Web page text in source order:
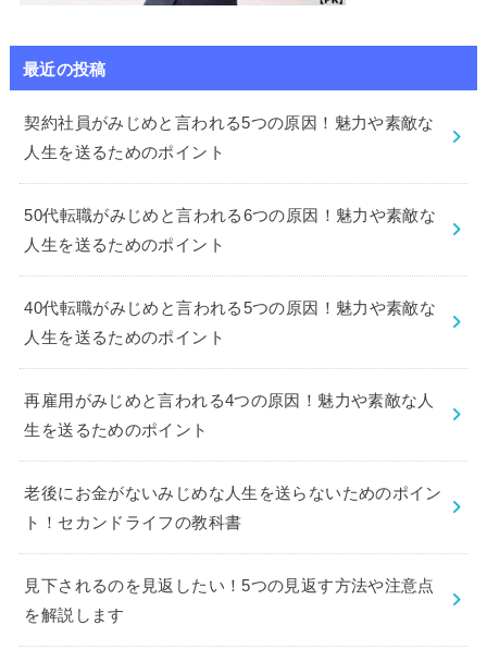
最近の投稿
契約社員がみじめと言われる5つの原因！魅力や素敵な
人生を送るためのポイント
50代転職がみじめと言われる6つの原因！魅力や素敵な
人生を送るためのポイント
40代転職がみじめと言われる5つの原因！魅力や素敵な
人生を送るためのポイント
再雇用がみじめと言われる4つの原因！魅力や素敵な人
生を送るためのポイント
老後にお金がないみじめな人生を送らないためのポイン
ト！セカンドライフの教科書
見下されるのを見返したい！5つの見返す方法や注意点
を解説します